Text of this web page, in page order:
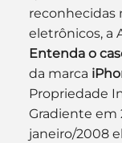
reconhecidas
eletrônicos, a
Entenda o
da marca
Propriedade
Gradiente em
janeiro/2008